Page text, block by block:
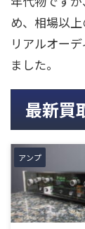
め、相場以上
リアルオー
ました。
最新買
アンプ